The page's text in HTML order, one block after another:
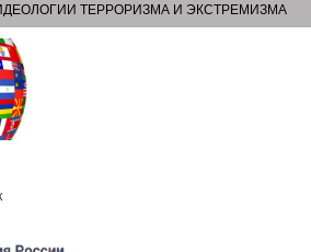
ТЕРРОРИЗМА И ЭКСТРЕМИЗМА